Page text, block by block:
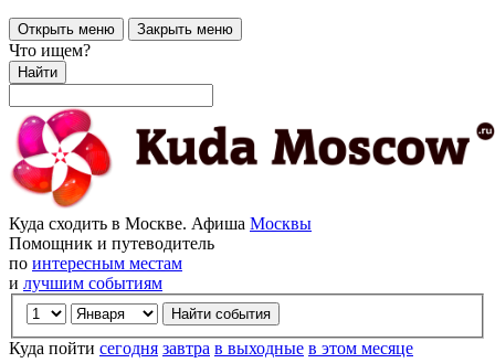
Открыть меню Закрыть меню
Что ищем?
Найти
Куда сходить в Москве. Афиша Москвы
Помощник и путеводитель
по интересным местам
и лучшим событиям
Куда пойти сегодня завтра в выходные в этом месяце